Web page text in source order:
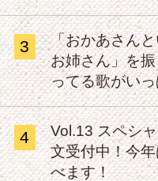
3
「おかあさん
お姉さん」を
ってる歌がい
4
Vol.13 スペシ
文受付中！今
べます！